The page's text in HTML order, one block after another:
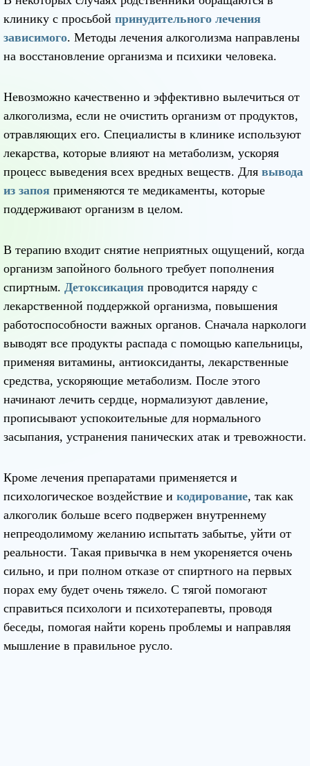
клинику с просьбой принудительного лечения
зависимого. Методы лечения алкоголизма направлены
на восстановление организма и психики человека.
Невозможно качественно и эффективно вылечиться от
алкоголизма, если не очистить организм от продуктов,
отравляющих его. Специалисты в клинике используют
лекарства, которые влияют на метаболизм, ускоряя
процесс выведения всех вредных веществ. Для вывода
из запоя применяются те медикаменты, которые
поддерживают организм в целом.
В терапию входит снятие неприятных ощущений, когда
организм запойного больного требует пополнения
спиртным. Детоксикация проводится наряду с
лекарственной поддержкой организма, повышения
работоспособности важных органов. Сначала наркологи
выводят все продукты распада с помощью капельницы,
применяя витамины, антиоксиданты, лекарственные
средства, ускоряющие метаболизм. После этого
начинают лечить сердце, нормализуют давление,
прописывают успокоительные для нормального
засыпания, устранения панических атак и тревожности.
Кроме лечения препаратами применяется и
психологическое воздействие и кодирование, так как
алкоголик больше всего подвержен внутреннему
непреодолимому желанию испытать забытье, уйти от
реальности. Такая привычка в нем укореняется очень
сильно, и при полном отказе от спиртного на первых
порах ему будет очень тяжело. С тягой помогают
справиться психологи и психотерапевты, проводя
беседы, помогая найти корень проблемы и направляя
мышление в правильное русло.